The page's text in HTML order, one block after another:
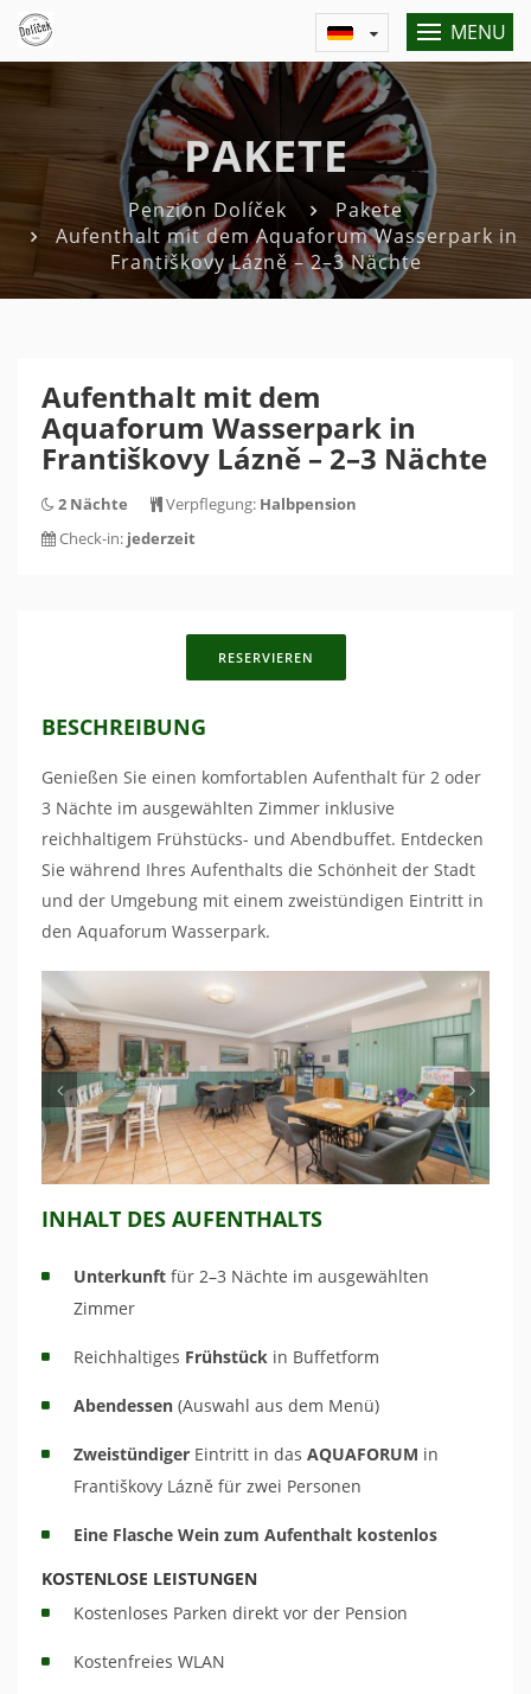
MENU
PAKETE
Penzion Dolíček
Pakete
Aufenthalt mit dem Aquaforum Wasserpark in
Františkovy Lázně – 2–3 Nächte
Aufenthalt mit dem
Aquaforum Wasserpark in
Františkovy Lázně – 2–3 Nächte
2 Nächte Verpflegung: Halbpension
Check-in: jederzeit
RESERVIEREN
BESCHREIBUNG
Genießen Sie einen komfortablen Aufenthalt für 2 oder
3 Nächte im ausgewählten Zimmer inklusive
reichhaltigem Frühstücks- und Abendbuffet. Entdecken
Sie während Ihres Aufenthalts die Schönheit der Stadt
und der Umgebung mit einem zweistündigen Eintritt in
den Aquaforum Wasserpark.
Previous
INHALT DES AUFENTHALTS
Unterkunft für 2–3 Nächte im ausgewählten
Zimmer
Reichhaltiges Frühstück in Buffetform
Abendessen (Auswahl aus dem Menü)
Zweistündiger Eintritt in das AQUAFORUM in
Františkovy Lázně für zwei Personen
Eine Flasche Wein zum Aufenthalt kostenlos
KOSTENLOSE LEISTUNGEN
Kostenloses Parken direkt vor der Pension
Kostenfreies WLAN